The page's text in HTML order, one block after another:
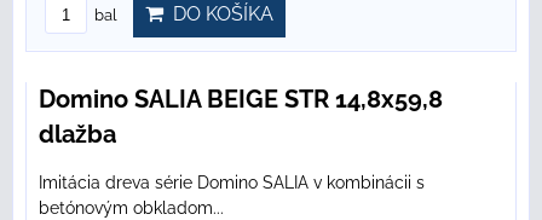
bal DO KOŠÍKA
Domino SALIA BEIGE STR 14,8x59,8
dlažba
Imitácia dreva série Domino SALIA v kombinácii s
betónovým obkladom...